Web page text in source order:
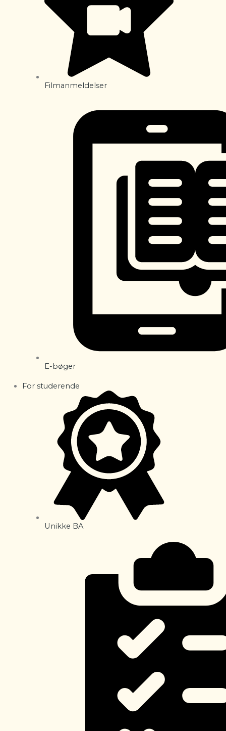
Filmanmeldelser
E-bøger
For studerende
Unikke BA